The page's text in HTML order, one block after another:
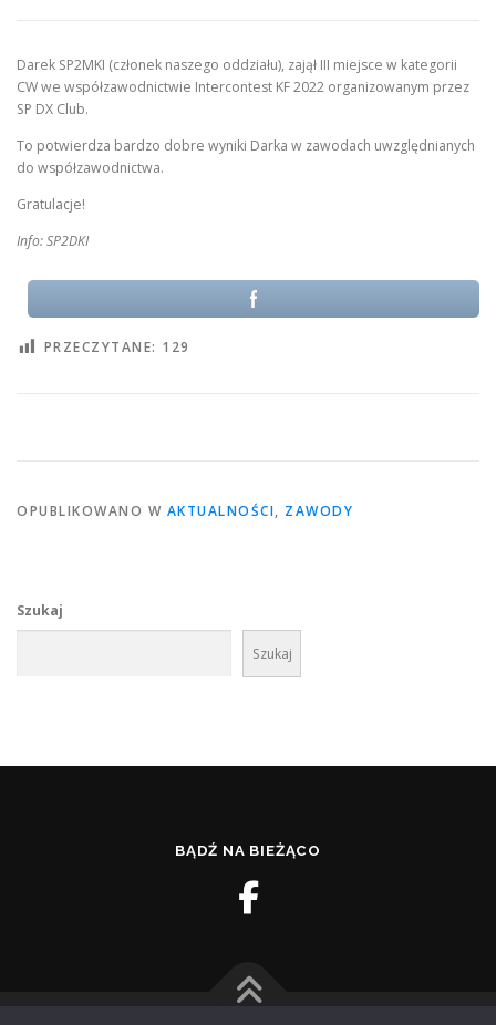
Darek SP2MKI (członek naszego oddziału), zajął III miejsce w kategorii
CW we współzawodnictwie Intercontest KF 2022 organizowanym przez
SP DX Club.
To potwierdza bardzo dobre wyniki Darka w zawodach uwzględnianych
do współzawodnictwa.
Gratulacje!
Info: SP2DKI
PRZECZYTANE: 129
OPUBLIKOWANO W AKTUALNOŚCI, ZAWODY
Szukaj
Szukaj
BĄDŹ NA BIEŻĄCO